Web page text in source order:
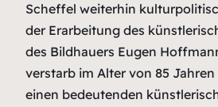
Scheffel weiterhin
der Erarbeitung des
des Bildhauers Eugen
verstarb im Alter von 85
einen bedeutenden